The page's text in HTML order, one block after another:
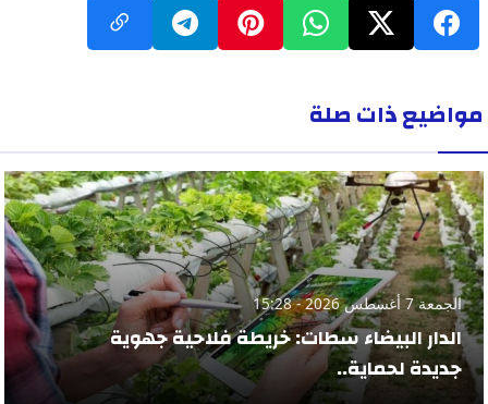
مواضيع ذات صلة
الجمعة 7 أغسطس 2026 - 15:28
الدار البيضاء سطات: خريطة فلاحية جهوية
جديدة لحماية..